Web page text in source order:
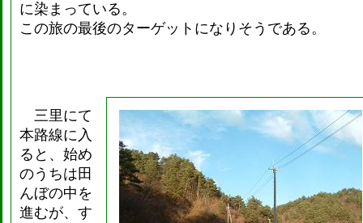
に染まっている。
この旅の最後のターゲットになりそうである。
三里にて
本路線に入
ると、始め
のうちは田
んぼの中を
進むが、す